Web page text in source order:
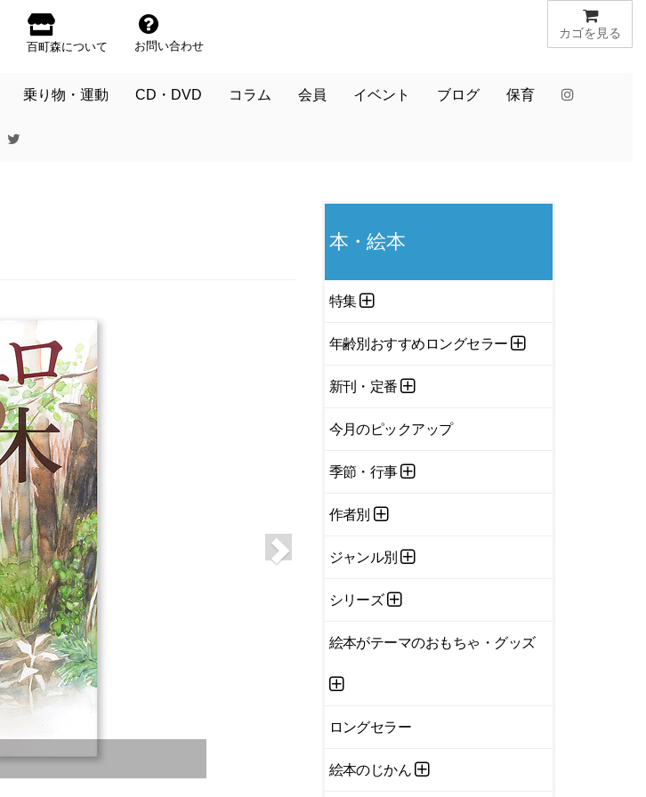
カゴを見る
百町森について お問い合わせ
乗り物・運動 CD・DVD コラム 会員 イベント ブログ 保育
本・絵本
特集
年齢別おすすめロングセラー
新刊・定番
今月のピックアップ
季節・行事
作者別
ジャンル別
シリーズ
絵本がテーマのおもちゃ・グッズ
ロングセラー
絵本のじかん